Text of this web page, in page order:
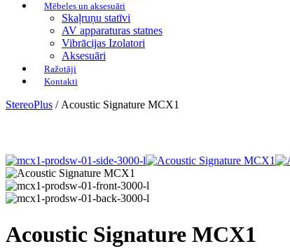
Mēbeles un aksesuāri
Skaļruņu statīvi
AV apparaturas statnes
Vibrācijas Izolatori
Aksesuāri
Ražotāji
Kontakti
StereoPlus / Acoustic Signature MCX1
Acoustic Signature MCX1